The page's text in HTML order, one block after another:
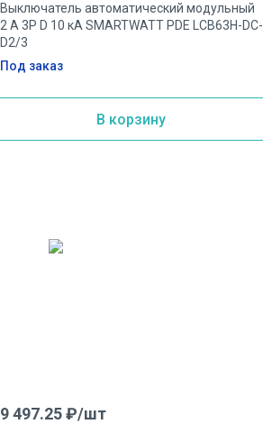
Выключатель автоматический модульный
2 А 3P D 10 кА SMARTWATT PDE LCB63H-DC-
D2/3
Под заказ
В корзину
9 497.25 ₽/шт